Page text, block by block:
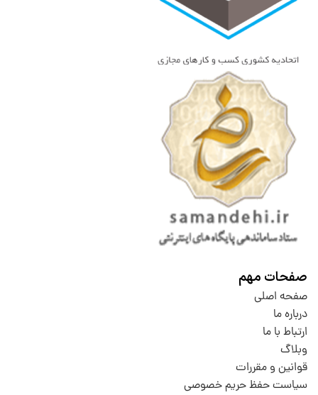
صفحات مهم
صفحه اصلی
درباره ما
ارتباط با ما
وبلاگ
قوانین و مقررات
سیاست حفظ حریم خصوصی